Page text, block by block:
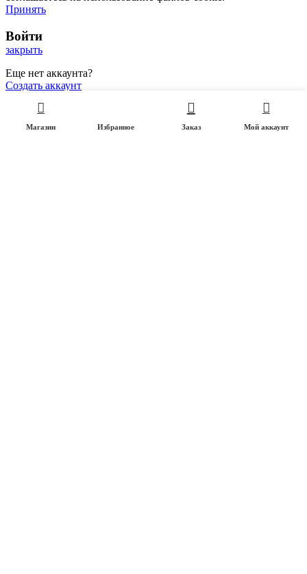
Принять
Магазин Избранное Заказ Мой аккаунт
Войти
закрыть
Еще нет аккаунта?
Создать аккаунт